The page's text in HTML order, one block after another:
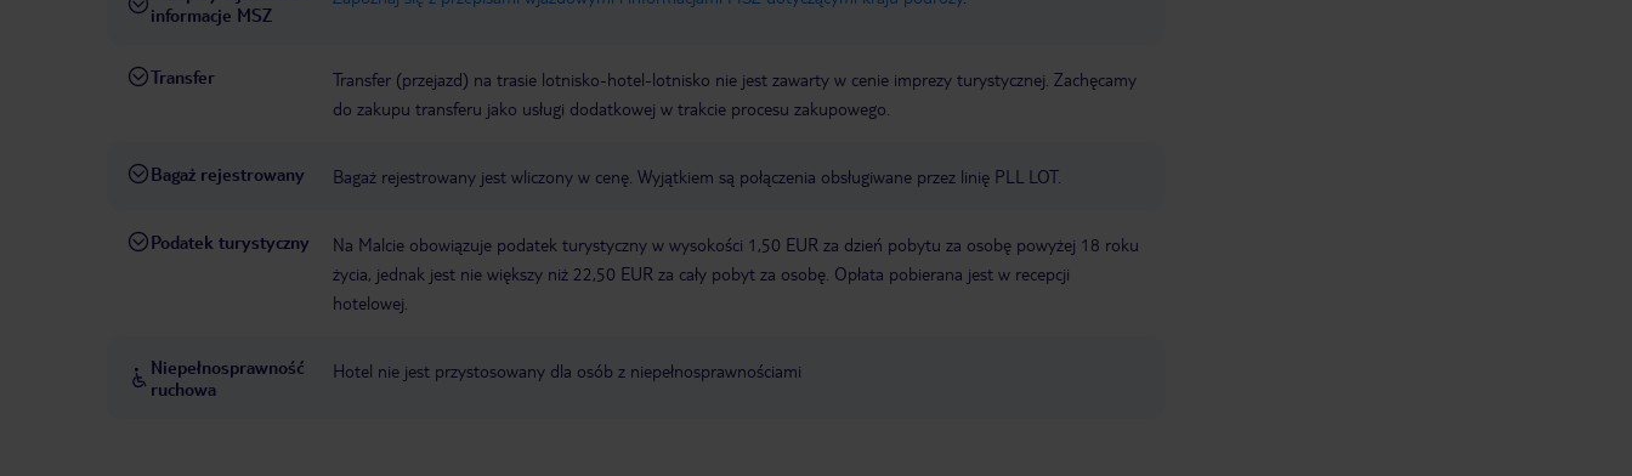
informacje MSZ
Transfer
Transfer (przejazd) na trasie lotnisko-hotel-lotnisko nie jest zawarty w cenie imprezy turystycznej. Zachęcamy
do zakupu transferu jako usługi dodatkowej w trakcie procesu zakupowego.
Bagaż rejestrowany Bagaż rejestrowany jest wliczony w cenę. Wyjątkiem są połączenia obsługiwane przez linię PLL LOT.
Podatek turystyczny
Na Malcie obowiązuje podatek turystyczny w wysokości 1,50 EUR za dzień pobytu za osobę powyżej 18 roku
życia, jednak jest nie większy niż 22,50 EUR za cały pobyt za osobę. Opłata pobierana jest w recepcji
hotelowej.
Niepełnosprawność
ruchowa
Hotel nie jest przystosowany dla osób z niepełnosprawnościami